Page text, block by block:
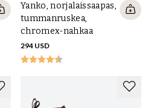
Yanko, norjalaissaapas,
tummanruskea,
chromex-nahkaa
294 USD